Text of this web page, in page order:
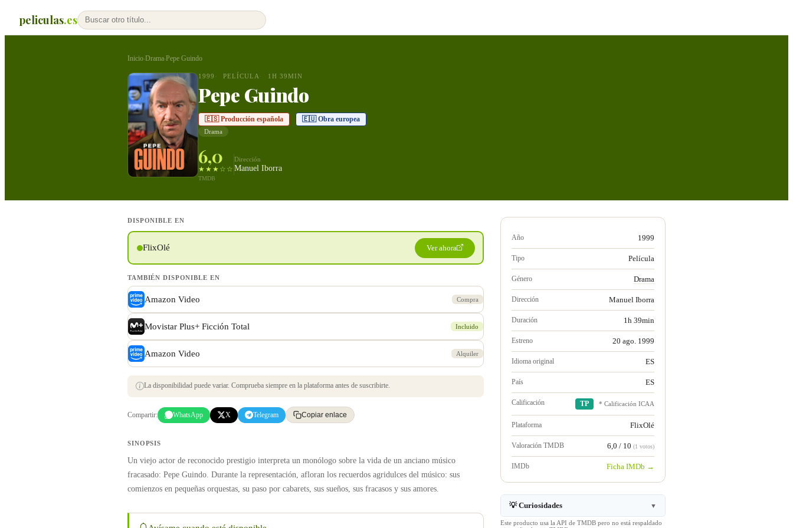
peliculas.es
Inicio›Drama›Pepe Guindo
1999 PELÍCULA 1H 39MIN
Pepe Guindo
🇪🇸 Producción española 🇪🇺 Obra europea
Drama
6,0
★★★☆☆
TMDB
Dirección
Manuel Iborra
DISPONIBLE EN
FlixOlé Ver ahora
TAMBIÉN DISPONIBLE EN
Amazon Video Compra
Movistar Plus+ Ficción Total Incluido
Amazon Video Alquiler
La disponibilidad puede variar. Comprueba siempre en la plataforma antes de suscribirte.
Compartir: WhatsApp X Telegram Copiar enlace
SINOPSIS
Un viejo actor de reconocido prestigio interpreta un monólogo sobre la vida de un anciano músico
fracasado: Pepe Guindo. Durante la representación, afloran los recuerdos agridulces del músico: sus
comienzos en pequeñas orquestas, su paso por cabarets, sus sueños, sus fracasos y sus amores.
Año 1999
Tipo Película
Género Drama
Dirección Manuel Iborra
Duración 1h 39min
Estreno 20 ago. 1999
Idioma original ES
País ES
Calificación TP * Calificación ICAA
Plataforma FlixOlé
Valoración TMDB 6,0 / 10 (1 votos)
IMDb Ficha IMDb →
💡 Curiosidades ▼
Este producto usa la API de TMDB pero no está respaldado